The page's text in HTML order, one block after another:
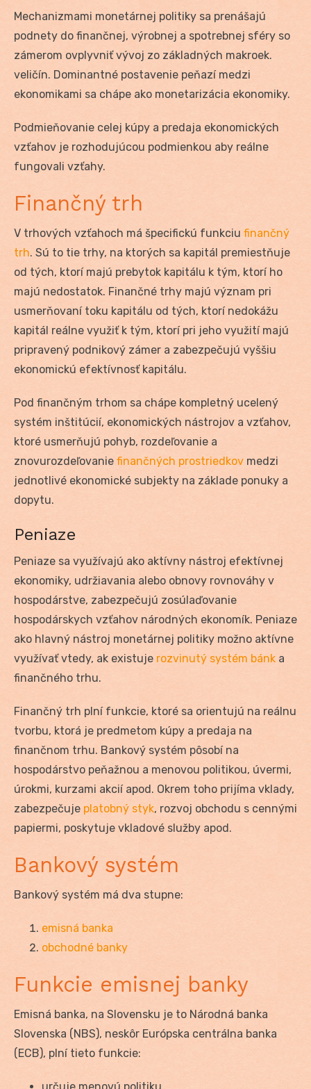
Mechanizmami monetárnej politiky sa prenášajú
podnety do finančnej, výrobnej a spotrebnej sféry so
zámerom ovplyvniť vývoj zo základných makroek.
veličín. Dominantné postavenie peňazí medzi
ekonomikami sa chápe ako monetarizácia ekonomiky.
Podmieňovanie celej kúpy a predaja ekonomických
vzťahov je rozhodujúcou podmienkou aby reálne
fungovali vzťahy.
Finančný trh
V trhových vzťahoch má špecifickú funkciu finančný
trh. Sú to tie trhy, na ktorých sa kapitál premiestňuje
od tých, ktorí majú prebytok kapitálu k tým, ktorí ho
majú nedostatok. Finančné trhy majú význam pri
usmerňovaní toku kapitálu od tých, ktorí nedokážu
kapitál reálne využiť k tým, ktorí pri jeho využití majú
pripravený podnikový zámer a zabezpečujú vyššiu
ekonomickú efektívnosť kapitálu.
Pod finančným trhom sa chápe kompletný ucelený
systém inštitúcií, ekonomických nástrojov a vzťahov,
ktoré usmerňujú pohyb, rozdeľovanie a
znovurozdeľovanie finančných prostriedkov medzi
jednotlivé ekonomické subjekty na základe ponuky a
dopytu.
Peniaze
Peniaze sa využívajú ako aktívny nástroj efektívnej
ekonomiky, udržiavania alebo obnovy rovnováhy v
hospodárstve, zabezpečujú zosúlaďovanie
hospodárskych vzťahov národných ekonomík. Peniaze
ako hlavný nástroj monetárnej politiky možno aktívne
využívať vtedy, ak existuje rozvinutý systém bánk a
finančného trhu.
Finančný trh plní funkcie, ktoré sa orientujú na reálnu
tvorbu, ktorá je predmetom kúpy a predaja na
finančnom trhu. Bankový systém pôsobí na
hospodárstvo peňažnou a menovou politikou, úvermi,
úrokmi, kurzami akcií apod. Okrem toho prijíma vklady,
zabezpečuje platobný styk, rozvoj obchodu s cennými
papiermi, poskytuje vkladové služby apod.
Bankový systém
Bankový systém má dva stupne:
emisná banka
obchodné banky
Funkcie emisnej banky
Emisná banka, na Slovensku je to Národná banka
Slovenska (NBS), neskôr Európska centrálna banka
(ECB), plní tieto funkcie: